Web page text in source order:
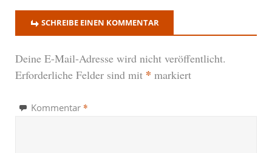
SCHREIBE EINEN KOMMENTAR
Deine E-Mail-Adresse wird nicht veröffentlicht.
Erforderliche Felder sind mit * markiert
Kommentar *